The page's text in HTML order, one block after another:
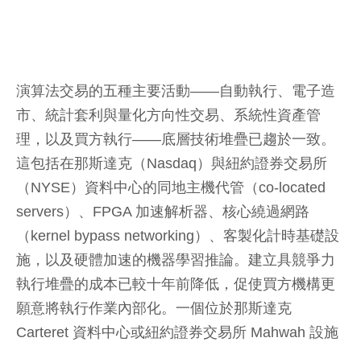
演算法交易的五種主要活動——自動執行、電子造
市、統計套利與量化方向性交易、系統性資產管
理，以及買方執行——底層技術堆疊已趨於一致。
這包括在那斯達克（Nasdaq）與紐約證券交易所
（NYSE）資料中心的同地主機代管（co-located
servers）、FPGA 加速解析器、核心繞過網路
（kernel bypass networking）、客製化計時基礎設
施，以及硬體加速的機器學習推論。建立具競爭力
執行堆疊的成本已較十年前降低，促使買方機構更
願意將執行作業內部化。一個位於那斯達克
Carteret 資料中心或紐約證券交易所 Mahwah 設施